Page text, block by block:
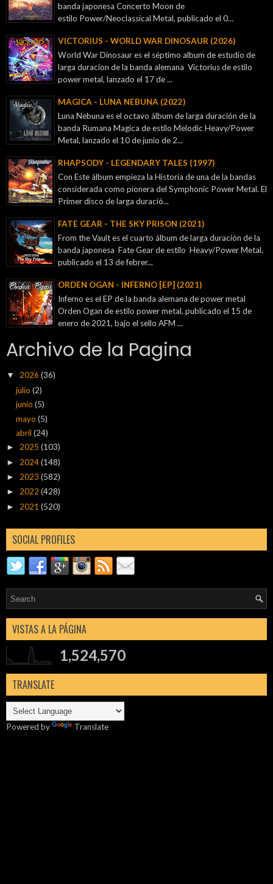
banda japonesa Concerto Moon de
estilo Power/Neoclassical Metal, publicado el 0...
VICTORIUS - WORLD WAR DINOSAUR (2026)
World War Dinosaur es el séptimo album de estudio de
larga duracion de la banda alemana Victorius de estilo
power metal, lanzado el 17 de ...
MAGICA - LUNA NEBUNA (2022)
Luna Nebuna es el octavo álbum de larga duración de la
banda Rumana Magica de estilo Melodic Heavy/Power
Metal, lanzado el 10 de junio de 2...
RHAPSODY - LEGENDARY TALES (1997)
Con Este álbum empieza la Historia de una de la bandas
considerada como pionera del Symphonic Power Metal. El
Primer disco de larga duració...
FATE GEAR - THE SKY PRISON (2021)
From the Vault es el cuarto álbum de larga duración de la
banda japonesa Fate Gear de estilo Heavy/Power Metal,
publicado el 13 de febrer...
ORDEN OGAN - INFERNO [EP] (2021)
Inferno es el EP de la banda alemana de power metal
Orden Ogan de estilo power metal, publicado el 15 de
enero de 2021, bajo el sello AFM ...
Archivo de la Pagina
▼ 2026 (36)
julio(2)
junio(5)
mayo(5)
abril(24)
► 2025 (103)
► 2024(148)
► 2023 (582)
► 2022 (428)
► 2021 (520)
SOCIAL PROFILES
VISTAS A LA PÁGINA
1,524,570
TRANSLATE
Powered by Translate